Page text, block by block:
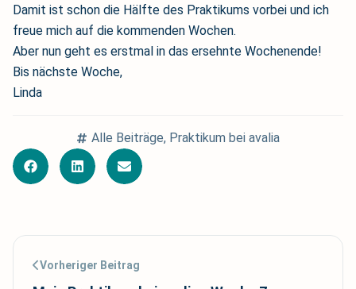
Damit ist schon die Hälfte des Praktikums vorbei und ich
freue mich auf die kommenden Wochen.
Aber nun geht es erstmal in das ersehnte Wochenende!
Bis nächste Woche,
Linda
Alle Beiträge, Praktikum bei avalia
Vorheriger Beitrag